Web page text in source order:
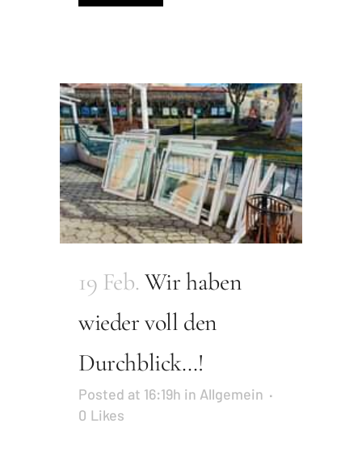
19 Feb. Wir haben
wieder voll den
Durchblick…!
Posted at 16:19h in Allgemein
0 Likes